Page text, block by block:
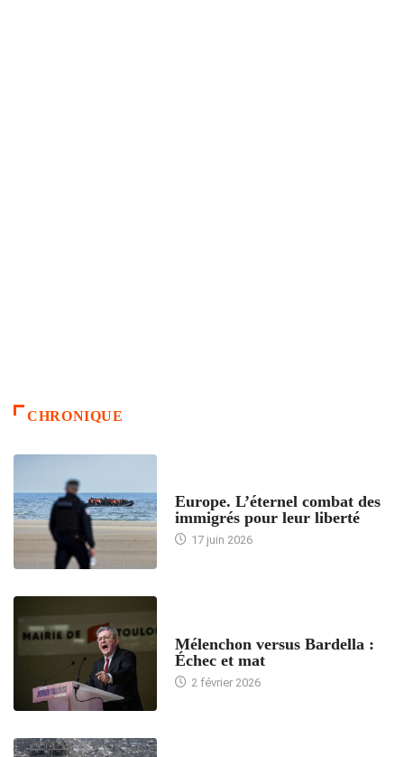
CHRONIQUE
Europe. L’éternel combat des
immigrés pour leur liberté
17 juin 2026
Mélenchon versus Bardella :
Échec et mat
2 février 2026